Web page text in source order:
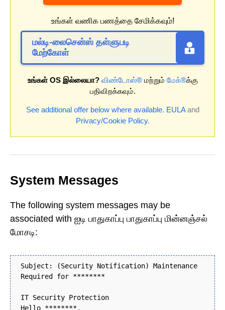
உங்கள் வணிக பணத்தை சேமிக்கவும்!
மல்டி-லைசென்ஸ் தள்ளுபடி
மேற்கோள்
உங்கள் OS இல்லையா? விண்டோஸ்®மற்றும் மேக்®க்கு
பதிவிறக்கவும்.
See additional offer below where available. EULAand
Privacy/Cookie Policy.
System Messages
The following system messages may be
associated with ஐடி பாதுகாப்பு பாதுகாப்பு மின்னஞ்சல்
மோசடி:
Subject: (Security Notification) Maintenance
Required for ********
IT Security Protection
Hello ********,